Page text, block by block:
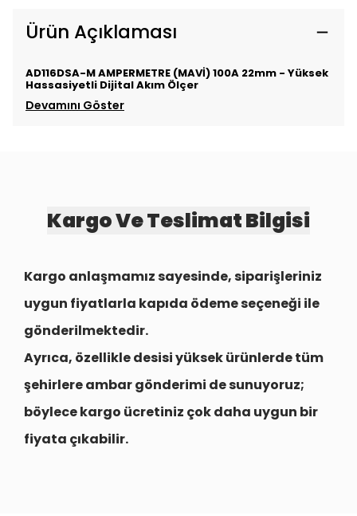
Ürün Açıklaması
AD116DSA-M AMPERMETRE (MAVİ) 100A 22mm - Yüksek
Hassasiyetli Dijital Akım Ölçer
Devamını Göster
Kargo Ve Teslimat Bilgisi
Kargo anlaşmamız sayesinde, siparişleriniz
uygun fiyatlarla kapıda ödeme seçeneği ile
gönderilmektedir.
Ayrıca, özellikle desisi yüksek ürünlerde tüm
şehirlereambar gönderimi de sunuyoruz;
böylece kargo ücretiniz çok daha uygun bir
fiyata çıkabilir.